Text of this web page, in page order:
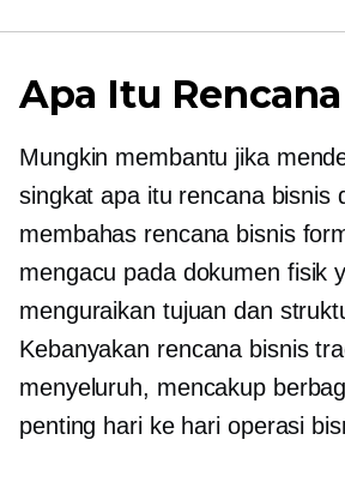
Apa Itu
Mungkin membantu jika
singkat apa itu rencana bisnis
membahas rencana bisnis
mengacu pada dokumen fisik
menguraikan tujuan dan
Kebanyakan rencana bisnis
menyeluruh, mencakup
penting hari ke hari operasi